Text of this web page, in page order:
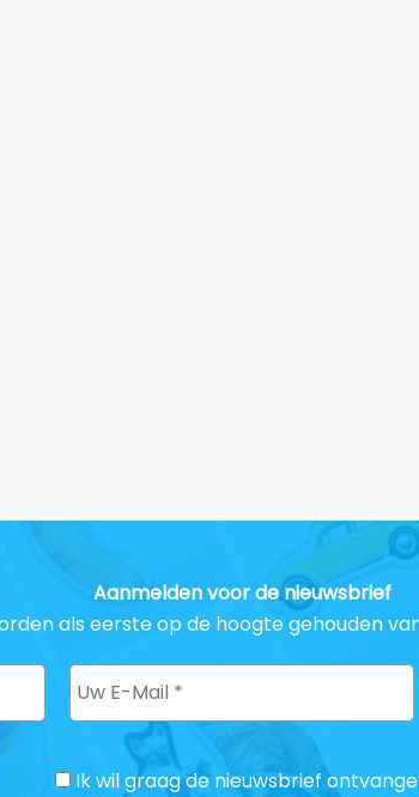
Aanmelden voor de nieuwsbrief
als eerste op de hoogte gehouden
Ik wil graag de nieuwsbrief